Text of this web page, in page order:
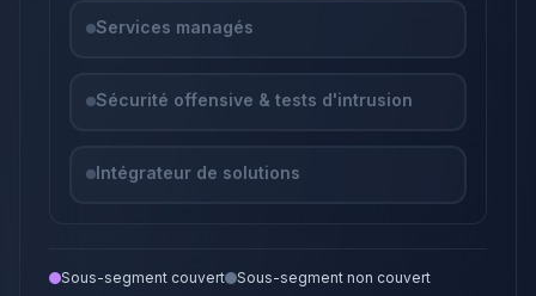
Services managés
Sécurité offensive & tests d'intrusion
Intégrateur de solutions
Sous-segment couvert Sous-segment non couvert